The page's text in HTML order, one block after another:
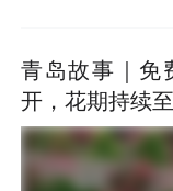
青岛故事｜免
开，花期持续